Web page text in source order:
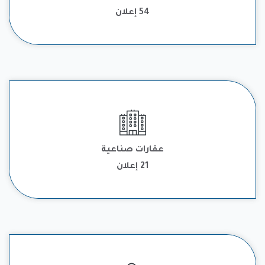
54 إعلان
مملكة البحرين
عقارات صناعية
21 إعلان
تفقد قوائم العقارات المخصصة للاستخدامات الصناعية المعروضة
ومساحات ومواقع مختلفة في البحرين